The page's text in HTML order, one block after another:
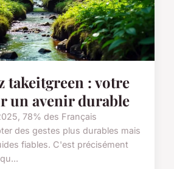
takeitgreen : votre
un avenir durable
78% des Français
des gestes plus durables mais
fiables. C'est précisément